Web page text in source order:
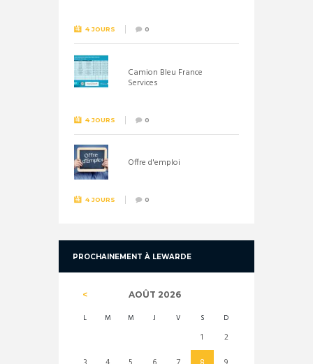
4 JOURS 0
Camion Bleu France
Services
4 JOURS 0
Offre d'emploi
4 JOURS 0
PROCHAINEMENT À LEWARDE
AOÛT 2026
L M M J V S D
1
2